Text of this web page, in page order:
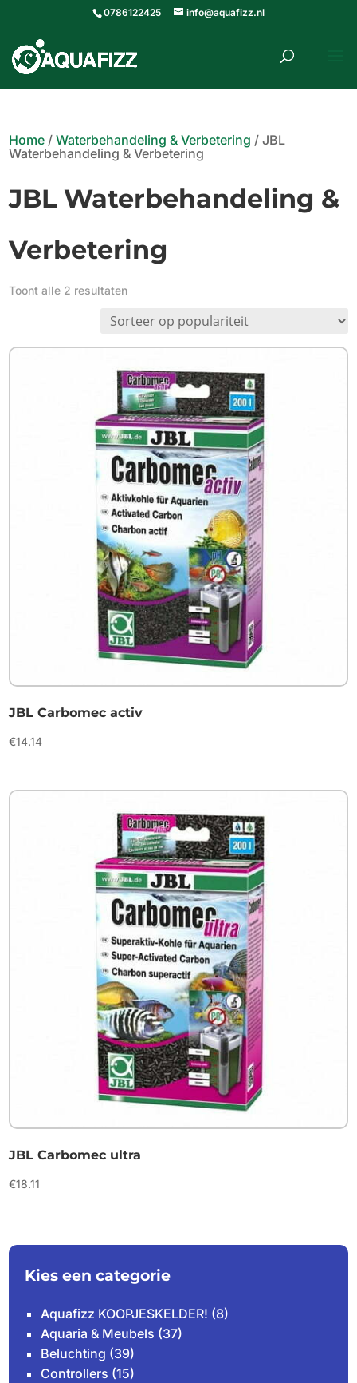
0786122425 info@aquafizz.nl
Home /Waterbehandeling & Verbetering / JBL
Waterbehandeling & Verbetering
JBL Waterbehandeling &
Verbetering
Toont alle 2 resultatenGesorteerd
populariteit
JBL Carbomec activ
€14.14
JBL Carbomec ultra
€18.11
Kies een categorie
Aquafizz KOOPJESKELDER! (8)
Aquaria & Meubels (37)
Beluchting (39)
Controllers (15)